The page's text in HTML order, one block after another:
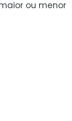
ou menor